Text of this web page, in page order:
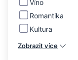
Víno
Romantika
Kultura
Zobrazit více